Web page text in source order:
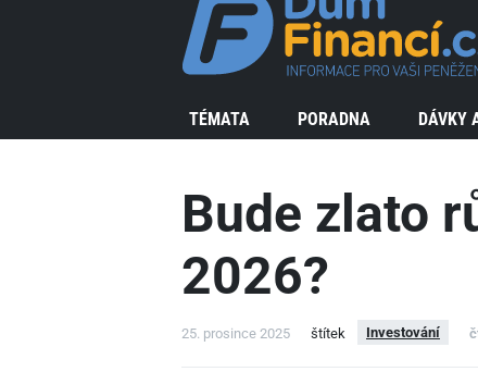
TÉMATA PORADNA DÁVKY
Bude zlato
2026?
25. prosince 2025 štítek Investování